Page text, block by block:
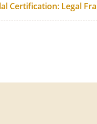
Certification: Legal